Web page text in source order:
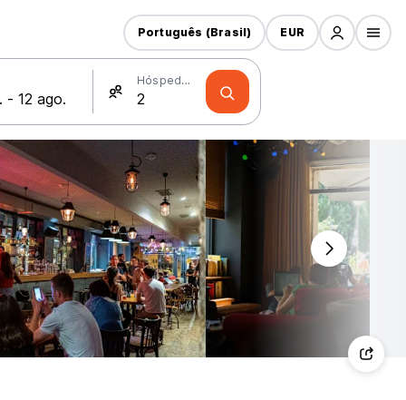
Hóspedes
Português (Brasil) EUR